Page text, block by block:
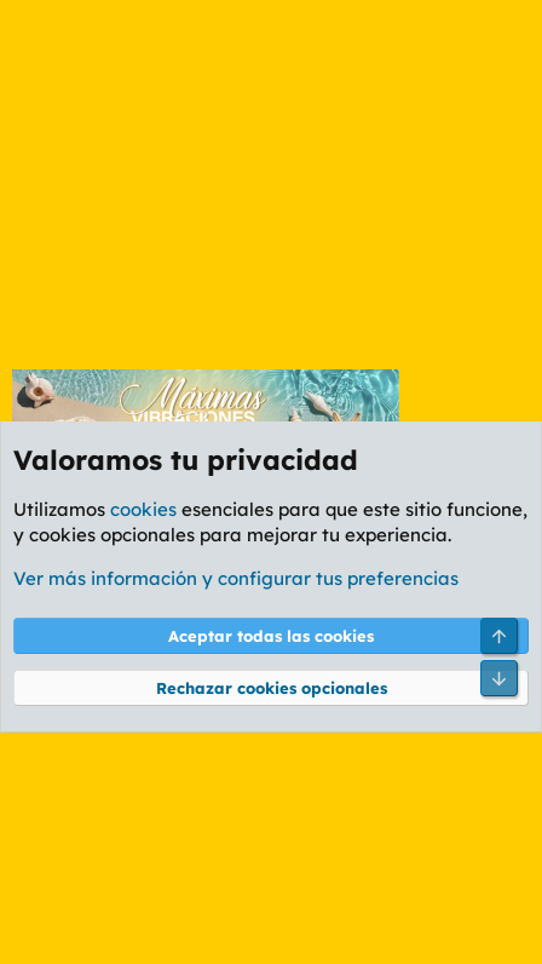
Etiquetas
Cookies
PL OLDSTYLE AMARILLO
Términos y reglas Política de privacidad Ayuda
Community platform by XenForo® © 2010-2026 XenForo Ltd.
Valoramos tu privacidad
Utilizamos cookies esenciales para que este sitio funcione,
y cookies opcionales para mejorar tu experiencia.
Ver más información y configurar tus preferencias
Aceptar todas las cookies
Rechazar cookies opcionales
Pie